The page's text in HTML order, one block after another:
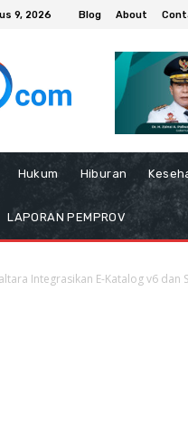
9, 2026 Blog About
Hukum Hiburan
LAPORAN PEMPROV
Integrasikan E-Katalog v6 dan